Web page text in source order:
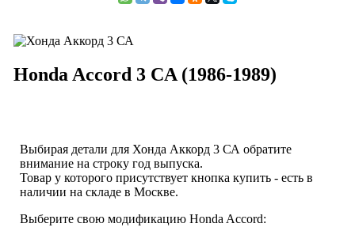
Honda Accord 3 CA (1986-1989)
Выбирая детали для Хонда Аккорд 3 СА обратите
внимание на строку год выпуска.
Товар у которого присутствует кнопка купить - есть в
наличии на складе в Москве.
Выберите свою модификацию Honda Accord: